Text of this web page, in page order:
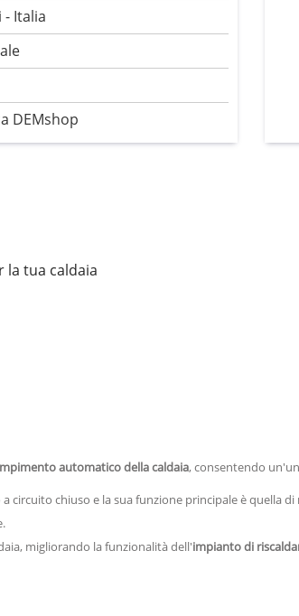
- Italia
DEMshop
la tua caldaia
automatico della caldaia, consentendo
chiuso e la sua funzione principale è quella
migliorando la funzionalità dell'impianto di